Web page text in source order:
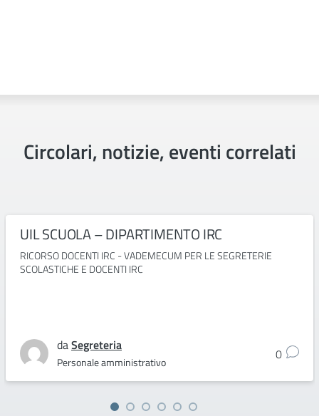
Circolari, notizie, eventi correlati
UIL SCUOLA – DIPARTIMENTO IRC
RICORSO DOCENTI IRC - VADEMECUM PER LE SEGRETERIE
SCOLASTICHE E DOCENTI IRC
daSegreteria
Personale amministrativo 0